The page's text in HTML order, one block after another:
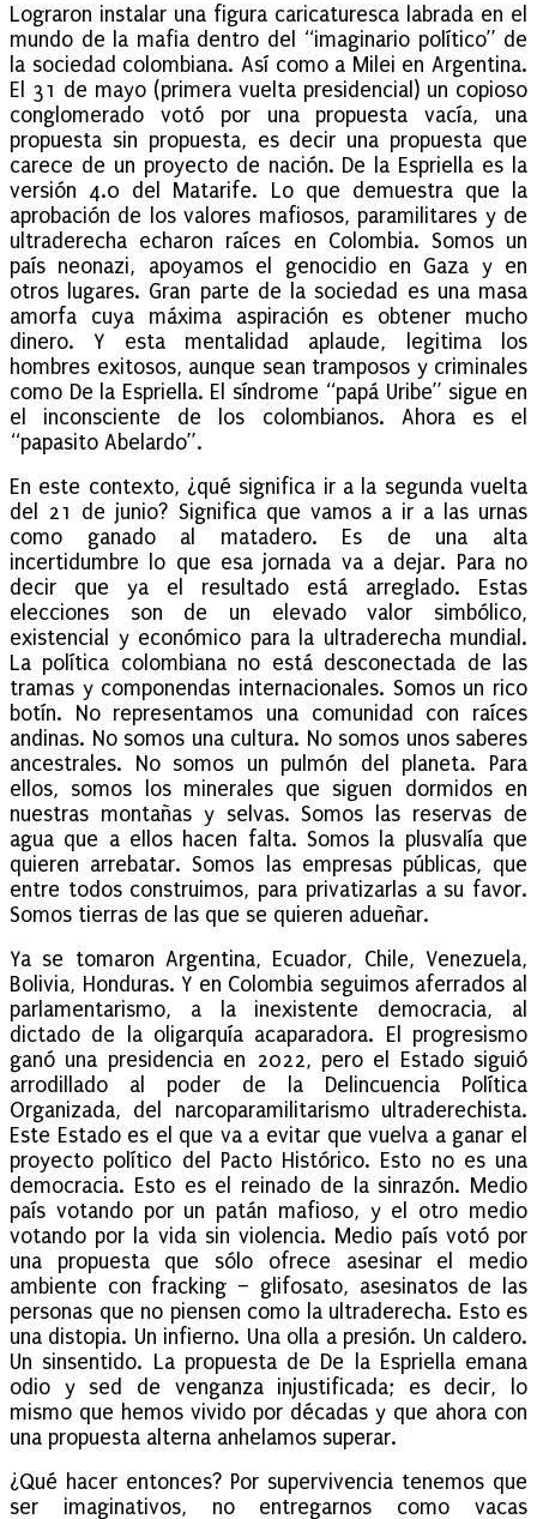
Lograron instalar una figura caricaturesca labrada en el
mundo de la mafia dentro del “imaginario político” de
la sociedad colombiana. Así como a Milei en Argentina.
El 31 de mayo (primera vuelta presidencial) un copioso
conglomerado votó por una propuesta vacía, una
propuesta sin propuesta, es decir una propuesta que
carece de un proyecto de nación. De la Espriella es la
versión 4.0 del Matarife. Lo que demuestra que la
aprobación de los valores mafiosos, paramilitares y de
ultraderecha echaron raíces en Colombia. Somos un
país neonazi, apoyamos el genocidio en Gaza y en
otros lugares. Gran parte de la sociedad es una masa
amorfa cuya máxima aspiración es obtener mucho
dinero. Y esta mentalidad aplaude, legitima los
hombres exitosos, aunque sean tramposos y criminales
como De la Espriella. El síndrome “papá Uribe” sigue en
el inconsciente de los colombianos. Ahora es el
“papasito Abelardo”.
En este contexto, ¿qué significa ir a la segunda vuelta
del 21 de junio? Significa que vamos a ir a las urnas
como ganado al matadero. Es de una alta
incertidumbre lo que esa jornada va a dejar. Para no
decir que ya el resultado está arreglado. Estas
elecciones son de un elevado valor simbólico,
existencial y económico para la ultraderecha mundial.
La política colombiana no está desconectada de las
tramas y componendas internacionales. Somos un rico
botín. No representamos una comunidad con raíces
andinas. No somos una cultura. No somos unos saberes
ancestrales. No somos un pulmón del planeta. Para
ellos, somos los minerales que siguen dormidos en
nuestras montañas y selvas. Somos las reservas de
agua que a ellos hacen falta. Somos la plusvalía que
quieren arrebatar. Somos las empresas públicas, que
entre todos construimos, para privatizarlas a su favor.
Somos tierras de las que se quieren adueñar.
Ya se tomaron Argentina, Ecuador, Chile, Venezuela,
Bolivia, Honduras. Y en Colombia seguimos aferrados al
parlamentarismo, a la inexistente democracia, al
dictado de la oligarquía acaparadora. El progresismo
ganó una presidencia en 2022, pero el Estado siguió
arrodillado al poder de la Delincuencia Política
Organizada, del narcoparamilitarismo ultraderechista.
Este Estado es el que va a evitar que vuelva a ganar el
proyecto político del Pacto Histórico. Esto no es una
democracia. Esto es el reinado de la sinrazón. Medio
país votando por un patán mafioso, y el otro medio
votando por la vida sin violencia. Medio país votó por
una propuesta que sólo ofrece asesinar el medio
ambiente con fracking – glifosato, asesinatos de las
personas que no piensen como la ultraderecha. Esto es
una distopia. Un infierno. Una olla a presión. Un caldero.
Un sinsentido. La propuesta de De la Espriella emana
odio y sed de venganza injustificada; es decir, lo
mismo que hemos vivido por décadas y que ahora con
una propuesta alterna anhelamos superar.
¿Qué hacer entonces? Por supervivencia tenemos que
ser imaginativos, no entregarnos como vacas